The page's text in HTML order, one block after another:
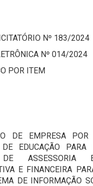
Nº 183/2024
Nº 014/2024
POR ITEM
DE EMPRESA
DE EDUCAÇÃO PARA
DE ASSESSORIA
E FINANCEIRA
DE INFORMAÇÃO